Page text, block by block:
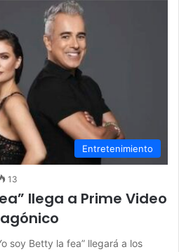
Entretenimiento
13
llega a Prime Video
soy Betty la fea” llegará a los